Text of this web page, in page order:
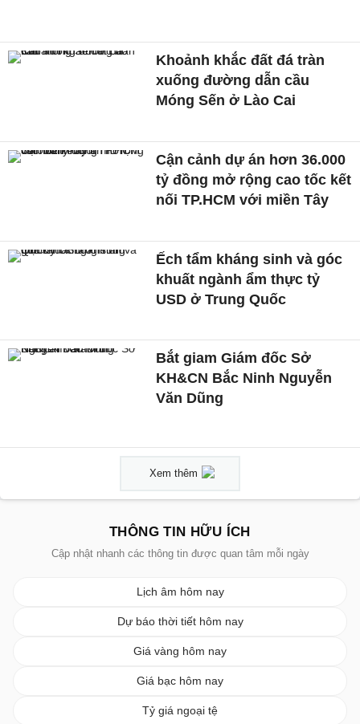
Khoảnh khắc đất đá tràn
xuống đường dẫn cầu
Móng Sến ở Lào Cai
Cận cảnh dự án hơn 36.000
tỷ đồng mở rộng cao tốc kết
nối TP.HCM với miền Tây
Ếch tẩm kháng sinh và góc
khuất ngành ẩm thực tỷ
USD ở Trung Quốc
Bắt giam Giám đốc Sở
KH&CN Bắc Ninh Nguyễn
Văn Dũng
Xem thêm
THÔNG TIN HỮU ÍCH
Cập nhật nhanh các thông tin được quan tâm mỗi ngày
Lịch âm hôm nay
Dự báo thời tiết hôm nay
Giá vàng hôm nay
Giá bạc hôm nay
Tỷ giá ngoại tệ